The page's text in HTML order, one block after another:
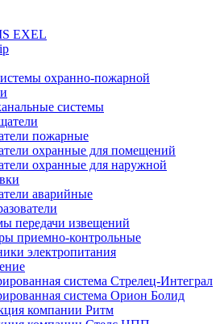
EXEL
охранно-пожарной
системы
пожарные
охранные для помещений
охранные для наружной
аварийные
передачи извещений
приемно-контрольные
электропитания
система Стрелец-Интеграл
система Орион Болид
компании Ритм